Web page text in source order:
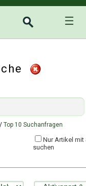
☰
/ Top 10 Suchanfragen
Nur Artikel
suchen